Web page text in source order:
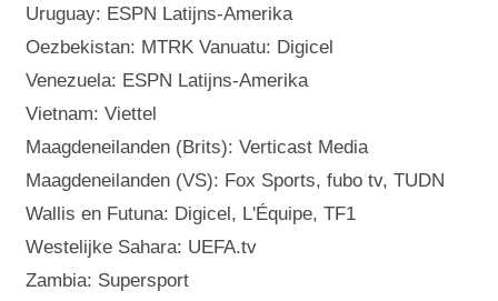
Uruguay: ESPN Latijns-Amerika
Oezbekistan: MTRK Vanuatu: Digicel
Venezuela: ESPN Latijns-Amerika
Vietnam: Viettel
Maagdeneilanden (Brits): Verticast Media
Maagdeneilanden (VS): Fox Sports, fubo tv, TUDN
Wallis en Futuna: Digicel, L'Équipe, TF1
Westelijke Sahara: UEFA.tv
Zambia: Supersport